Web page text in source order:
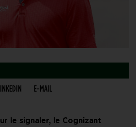
E-MAIL
le signaler, le Cognizant